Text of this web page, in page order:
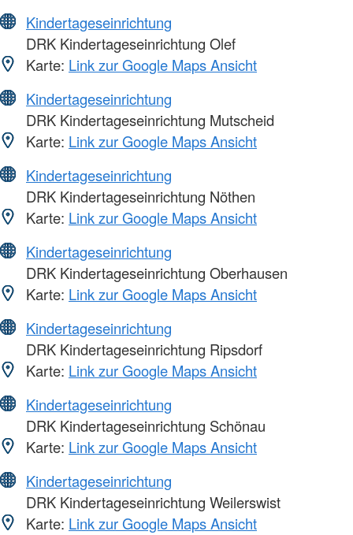
Kindertageseinrichtung
DRK Kindertageseinrichtung Olef
Karte: Link zur Google Maps Ansicht
Kindertageseinrichtung
DRK Kindertageseinrichtung Mutscheid
Karte: Link zur Google Maps Ansicht
Kindertageseinrichtung
DRK Kindertageseinrichtung Nöthen
Karte: Link zur Google Maps Ansicht
Kindertageseinrichtung
DRK Kindertageseinrichtung Oberhausen
Karte: Link zur Google Maps Ansicht
Kindertageseinrichtung
DRK Kindertageseinrichtung Ripsdorf
Karte: Link zur Google Maps Ansicht
Kindertageseinrichtung
DRK Kindertageseinrichtung Schönau
Karte: Link zur Google Maps Ansicht
Kindertageseinrichtung
DRK Kindertageseinrichtung Weilerswist
Karte: Link zur Google Maps Ansicht